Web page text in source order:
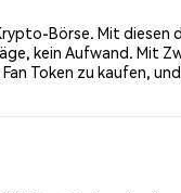
Börse. Mit diesen
kein Aufwand. Mit
Token zu kaufen,